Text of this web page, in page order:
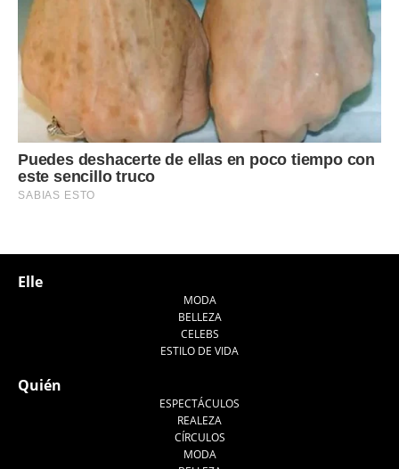
Elle
MODA
BELLEZA
CELEBS
ESTILO DE VIDA
Quién
ESPECTÁCULOS
REALEZA
CÍRCULOS
MODA